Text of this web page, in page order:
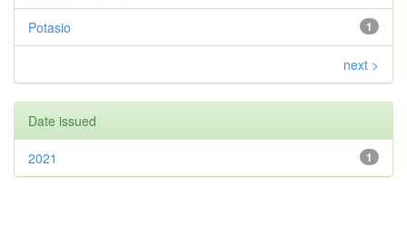
1
Potasio
next >
Date issued
1
2021